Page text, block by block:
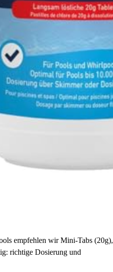
empfehlen wir Mini-Tabs (20g),
richtige Dosierung und